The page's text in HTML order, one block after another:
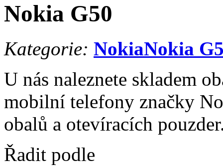
Nokia G50
Kategorie: NokiaNokia
U nás naleznete skladem
mobilní telefony značky
obalů a otevíracích
Řadit podle